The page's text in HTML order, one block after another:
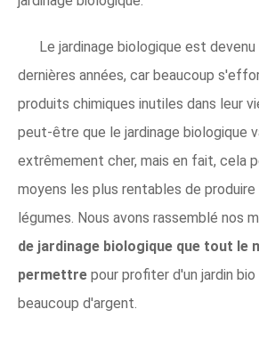
Le jardinage biologique est
dernières années, car beaucoup
produits chimiques inutiles dans leur
peut-être que le jardinage biologique
extrêmement cher, mais en fait, cela
moyens les plus rentables de
légumes. Nous avons rassemblé nos
de jardinage biologique que tout le
permettre pour profiter d'un jardin
beaucoup d'argent.